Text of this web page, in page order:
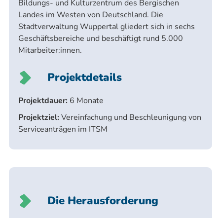
Bildungs- und Kulturzentrum des Bergischen
Landes im Westen von Deutschland. Die
Stadtverwaltung Wuppertal gliedert sich in sechs
Geschäftsbereiche und beschäftigt rund 5.000
Mitarbeiter:innen.
Projektdetails
Projektdauer:6 Monate
Projektziel:Vereinfachung und Beschleunigung von
Serviceanträgen im ITSM
Die Herausforderung